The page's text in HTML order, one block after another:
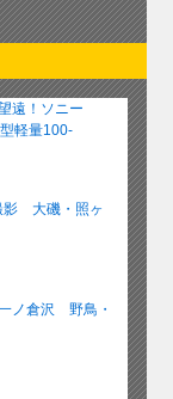
遠！ソニー
軽量100-
影 大磯・照ヶ
ノ倉沢 野鳥・